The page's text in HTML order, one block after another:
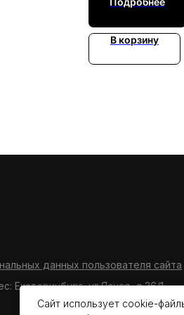
В корзину
данных пользователя сайта
Екатеринбург, ул.Ясная, д.36/1
Сайт использует cookie-